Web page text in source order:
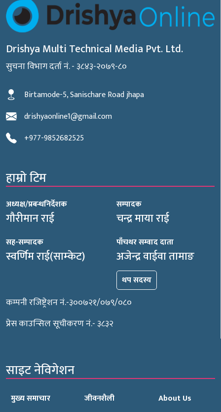
Drishya Multi Technical Media Pvt. Ltd.
सुचना विभाग दर्ता नं. - ३८४३-२०७९-८०
Birtamode-5, Sanischare Road jhapa
drishyaonline1@gmail.com
+977-9852682525
हाम्रो टिम
अध्यक्ष/प्रबन्धनिर्देशक
गौरीमान राई
सम्पादक
चन्द्र माया राई
सह-सम्पादक
स्वर्णिम राई(साम्केट)
पाँचथर सम्वाद दाता
अजेन्द्र वाईवा तामाङ
थप सदस्य
कम्पनी रजिष्ट्रेशन नं.-३००७२१/०७९/०८०
प्रेस काउन्सिल सूचीकरण नं.- ३८३२
साइट नेविगेशन
मुख्य समाचार जीवनशैली About Us